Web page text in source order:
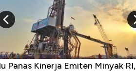
Panas Kinerja Emiten Minyak RI,